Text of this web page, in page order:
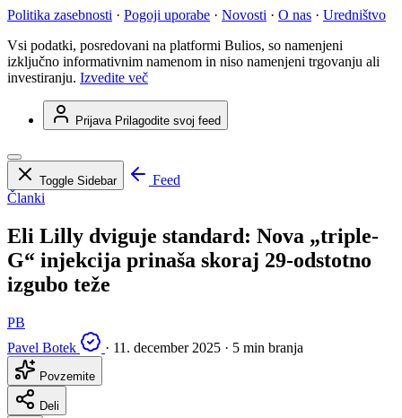
Politika zasebnosti · Pogoji uporabe · Novosti · O nas · Uredništvo
Vsi podatki, posredovani na platformi Bulios, so namenjeni
izključno informativnim namenom in niso namenjeni trgovanju ali
investiranju. Izvedite več
Prijava Prilagodite svoj feed
Toggle Sidebar
Feed
Članki
Eli Lilly dviguje standard: Nova „triple-
G“ injekcija prinaša skoraj 29-odstotno
izgubo teže
PB
Pavel Botek
· 11. december 2025 · 5 min branja
Povzemite
Deli